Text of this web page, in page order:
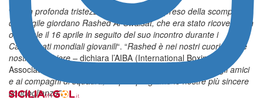
“
È con profonda tristezza che abbiamo appreso della scomparsa
del pugile giordano Rashed Al-Swaisat, che era stato ricoverato in
ospedale il 16 aprile in seguito del suo incontro durante i
Campionati mondiali giovanili“. “Rashed è nei nostri cuori e nelle
nostre preghiere – dichiara l’AIBA (International Boxing
Association) –
I nostri pensieri vanno alla sua famiglia, agli amici
e ai compagni di squadra, ai quali porgiamo le nostre più sincere
condoglianze”.